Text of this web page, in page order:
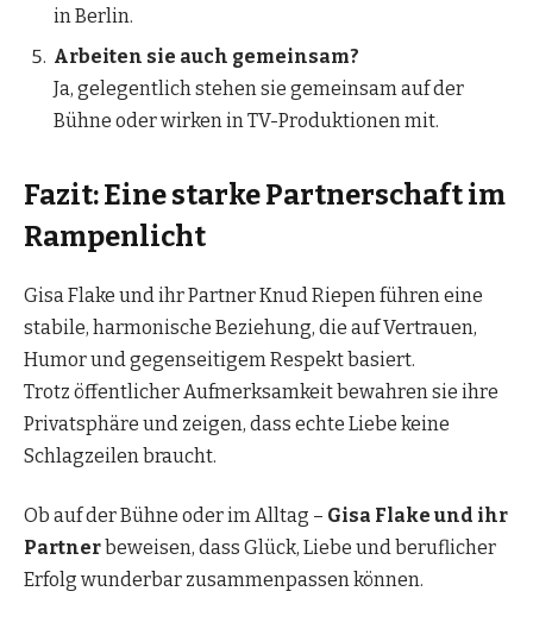
in Berlin.
Arbeiten sie auch gemeinsam?
Ja, gelegentlich stehen sie gemeinsam auf der
Bühne oder wirken in TV-Produktionen mit.
Fazit: Eine starke Partnerschaft im
Rampenlicht
Gisa Flake und ihr Partner Knud Riepen führen eine
stabile, harmonische Beziehung, die auf Vertrauen,
Humor und gegenseitigem Respekt basiert.
Trotz öffentlicher Aufmerksamkeit bewahren sie ihre
Privatsphäre und zeigen, dass echte Liebe keine
Schlagzeilen braucht.
Ob auf der Bühne oder im Alltag – Gisa Flake und ihr
Partnerbeweisen, dass Glück, Liebe und beruflicher
Erfolg wunderbar zusammenpassen können.